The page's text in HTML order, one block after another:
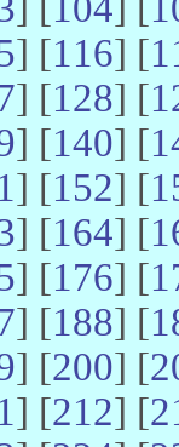
] [116] [
] [128] [
] [140] [
] [152] [
] [164] [
] [176] [
] [188] [
] [200] [
] [212] [